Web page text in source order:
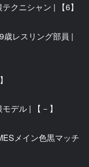
クニシャン | 【6】
歳レスリング部員 |
デル | 【－】
メイン色黒マッチ